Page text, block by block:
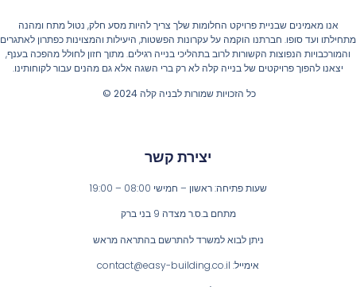
אנו מאמינים שבניית פרויקט החלומות שלך צריך להיות מסע חלק, נטול מתח ומהנה
ועד סופו. חברתנו הוקמה על עקרונות הפשטות, היעילות והמצוינות כפתרון לאתגרים
והמורכבויות הנפוצות הקשורות לרוב בתהליכי בנייה רגילים. מתוך חזון לחולל מהפכה בענף,
יצאנו להפוך פרויקטים של בנייה קלה לא רק ברי השגה אלא גם מהנים עבור לקוחותינו.
כל הזכויות שמורות לבניה קלה 2024 ©
יצירת קשר
שעות פתיחה: ראשון – חמישי 08:00 – 19:00
מתחם ב.ס.ר מצדה 9 בני ברק
ניתן לבוא למשרד להתרשם בהתראה מראש
אימייל: contact@easy-building.co.il